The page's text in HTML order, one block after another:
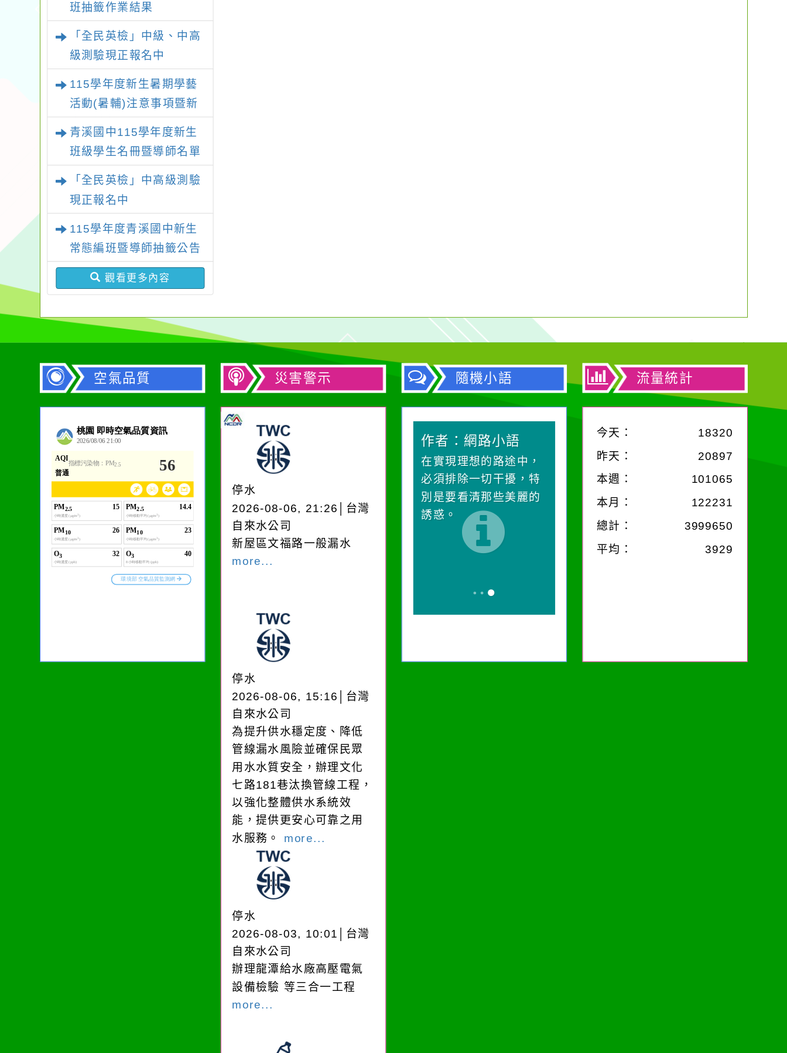
班抽籤作業結果
「全民英檢」中級、中高
級測驗現正報名中
115學年度新生暑期學藝
活動(暑輔)注意事項暨新
青溪國中115學年度新生
班級學生名冊暨導師名單
「全民英檢」中高級測驗
現正報名中
115學年度青溪國中新生
常態編班暨導師抽籤公告
觀看更多內容
空氣品質 災害警示
停水
2026-08-06, 21:26│台灣
自來水公司
新屋區文福路一般漏水
more...
停水
2026-08-06, 15:16│台灣
自來水公司
為提升供水穩定度、降低
管線漏水風險並確保民眾
用水水質安全，辦理文化
七路181巷汰換管線工程，
以強化整體供水系統效
能，提供更安心可靠之用
水服務。 more...
停水
2026-08-03, 10:01│台灣
自來水公司
辦理龍潭給水廠高壓電氣
設備檢驗 等三合一工程
more...
隨機小語
生活是一面鏡子。你對
它笑，它就對你笑；你
對它哭，它也對你哭。
作者：網路小語
一杯清水因滴入一滴污
在而變清澈。
作者：網路小語
在實現理想的路途中，
必須排除一切干擾，特
別是要看清那些美麗的
誘惑。
流量統計
今天： 18320
昨天：
20897
本週：
101065
本月：
122231
總計：
3999650
平均： 3929